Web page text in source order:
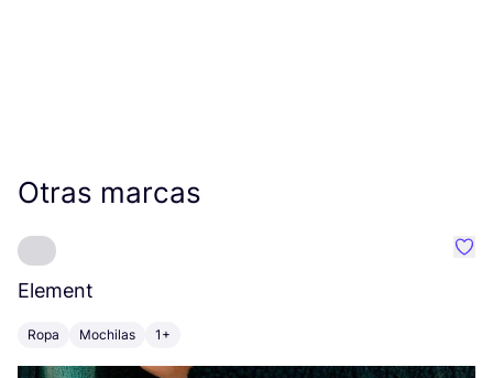
Otras marcas
Element
Ropa Mochilas 1+